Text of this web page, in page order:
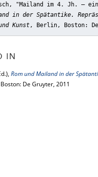
"Mailand im 4. Jh. –
in der Spätantike.
Kunst, Berlin, Boston:
IN
Rom und Mailand in der
De Gruyter, 2011